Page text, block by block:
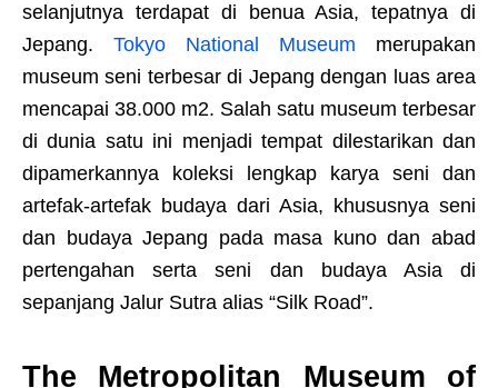
selanjutnya terdapat di benua Asia, tepatnya di
Jepang. Tokyo National Museum merupakan
museum seni terbesar di Jepang dengan luas area
mencapai 38.000 m2. Salah satu museum terbesar
di dunia satu ini menjadi tempat dilestarikan dan
dipamerkannya koleksi lengkap karya seni dan
artefak-artefak budaya dari Asia, khususnya seni
dan budaya Jepang pada masa kuno dan abad
pertengahan serta seni dan budaya Asia di
sepanjang Jalur Sutra alias “Silk Road”.
The Metropolitan Museum of